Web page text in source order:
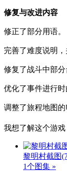
修复与改进内容
修正了部分用语。
完善了难度说明
修复了战斗中部分
优化了事件进行时
调整了旅程地图的
我想了解这个游戏
黎明村截图
1个图集 »